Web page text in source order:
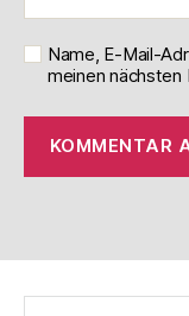
Name, E-Mail-
meinen nächsten